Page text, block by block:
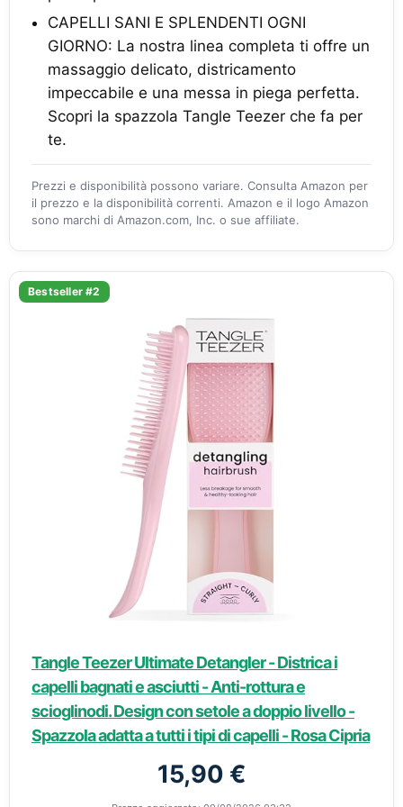
CAPELLI SANI E SPLENDENTI OGNI
GIORNO: La nostra linea completa ti offre un
massaggio delicato, districamento
impeccabile e una messa in piega perfetta.
Scopri la spazzola Tangle Teezer che fa per
te.
Prezzi e disponibilità possono variare. Consulta Amazon per
il prezzo e la disponibilità correnti. Amazon e il logo Amazon
sono marchi di Amazon.com, Inc. o sue affiliate.
Bestseller #2
Tangle Teezer Ultimate Detangler - Districa i
capelli bagnati e asciutti - Anti-rottura e
scioglinodi. Design con setole a doppio livello -
Spazzola adatta a tutti i tipi di capelli - Rosa Cipria
15,90 €